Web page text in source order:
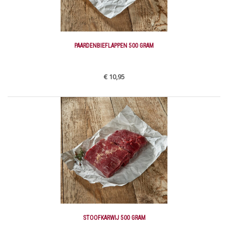
PAARDENBIEFLAPPEN 500 GRAM
€ 10,95
STOOFKARWIJ 500 GRAM